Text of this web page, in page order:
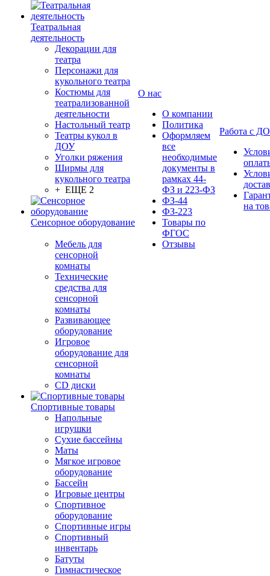
Театральная
деятельность
Декорации для
театра
Персонажи для
кукольного театра
Костюмы для
театрализованной
деятельности
Настольный театр
Театры кукол в
ДОУ
Уголки ряжения
Ширмы для
кукольного театра
+ ЕЩЕ 2
Сенсорное оборудование
Мебель для
сенсорной
комнаты
Технические
средства для
сенсорной
комнаты
Развивающее
оборудование
Игровое
оборудование для
сенсорной
комнаты
CD диски
Спортивные товары
Напольные
игрушки
Сухие бассейны
Маты
Мягкое игровое
оборудование
Бассейн
Игровые центры
Спортивное
оборудование
Спортивные игры
Спортивный
инвентарь
Батуты
Гимнастическое
О нас
О компании
Политика
Оформляем
все
необходимые
документы в
рамках 44-
ФЗ и 223-ФЗ
ФЗ-44
ФЗ-223
Товары по
ФГОС
Отзывы
Работа с
на